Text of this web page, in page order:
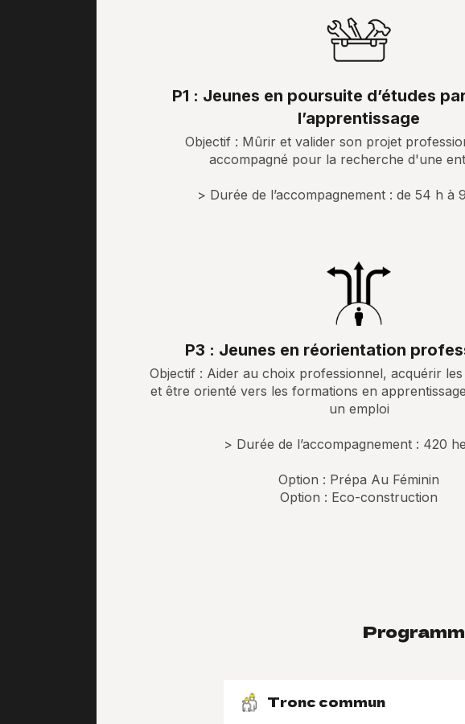
P1 : Jeunes en poursuite d’études
l’apprentissage
Objectif : Mûrir et valider son projet
accompagné pour la recherche d'une
> Durée de l’accompagnement : de 54 h à
P3 : Jeunes en réorientation
Objectif : Aider au choix professionnel, acquérir
et être orienté vers les formations en
un emploi
> Durée de l’accompagnement : 420
Option : Prépa Au Féminin
Option : Eco-construction
Tronc commun